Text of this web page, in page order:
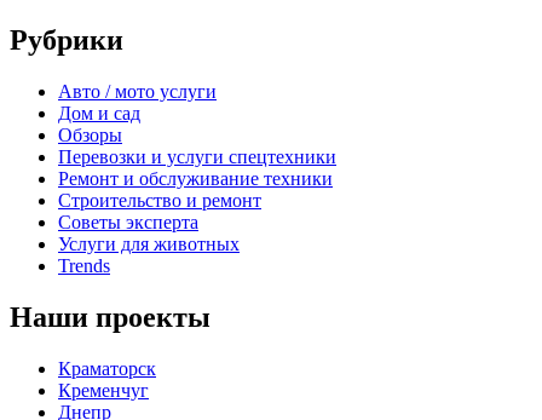
Рубрики
Авто / мото услуги
Дом и сад
Обзоры
Перевозки и услуги спецтехники
Ремонт и обслуживание техники
Строительство и ремонт
Советы эксперта
Услуги для животных
Trends
Наши проекты
Краматорск
Кременчуг
Днепр